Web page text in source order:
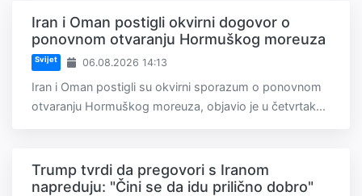
Iran i Oman postigli okvirni dogovor o
ponovnom otvaranju Hormuškog moreuza
Svijet 06.08.2026 14:13
Iran i Oman postigli su okvirni sporazum o ponovnom
otvaranju Hormuškog moreuza, objavio je u četvrtak...
Trump tvrdi da pregovori s Iranom
napreduju: "Čini se da idu prilično dobro"